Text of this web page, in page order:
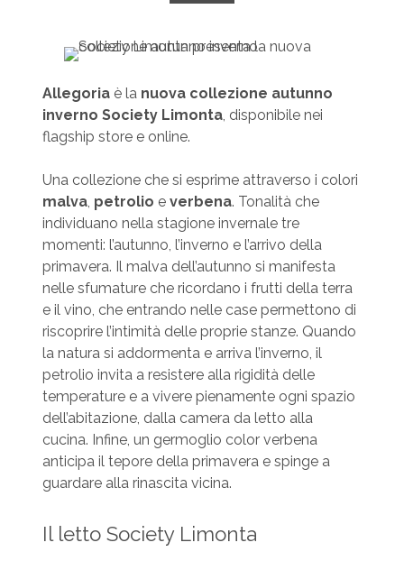
Allegoriaè la nuova collezione autunno
inverno Society Limonta, disponibile nei
flagship store e online.
Una collezione che si esprime attraverso i colori
malva, petrolio e verbena. Tonalità che
individuano nella stagione invernale tre
momenti: l’autunno, l’inverno e l’arrivo della
primavera. Il malva dell’autunno si manifesta
nelle sfumature che ricordano i frutti della terra
e il vino, che entrando nelle case permettono di
riscoprire l’intimità delle proprie stanze. Quando
la natura si addormenta e arriva l’inverno, il
petrolio invita a resistere alla rigidità delle
temperature e a vivere pienamente ogni spazio
dell’abitazione, dalla camera da letto alla
cucina. Infine, un germoglio color verbena
anticipa il tepore della primavera e spinge a
guardare alla rinascita vicina.
Il letto Society Limonta